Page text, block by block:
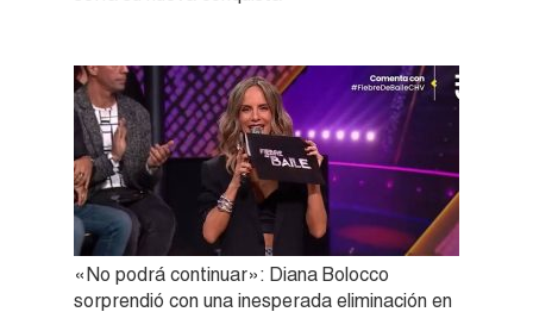
«No podrá continuar»: Diana Bolocco
sorprendió con una inesperada eliminación en